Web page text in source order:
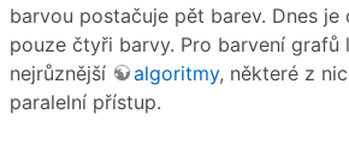
barvou postačuje pět barev. Dnes je
pouze čtyři barvy. Pro barvení grafů
nejrůznější
algoritmy, některé z
paralelní přístup.